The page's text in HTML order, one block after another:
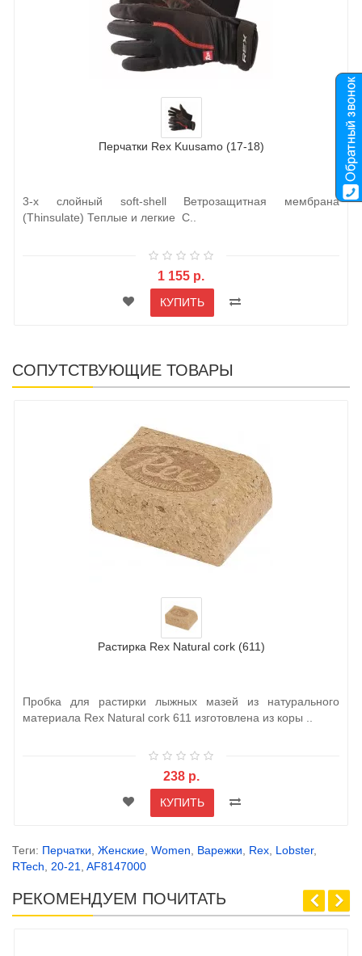
Перчатки Rex Kuusamo (17-18)
3-х слойный soft-shell Ветрозащитная мембрана
(Thinsulate) Теплые и легкие С..
1 155 р.
КУПИТЬ
СОПУТСТВУЮЩИЕ ТОВАРЫ
Растирка Rex Natural cork (611)
Пробка для растирки лыжных мазей из натурального
материала Rex Natural cork 611 изготовлена из коры ..
238 р.
КУПИТЬ
Теги: Перчатки Женские Women Варежки Rex Lobster,
RTech
20-21 AF8147000
РЕКОМЕНДУЕМ ПОЧИТАТЬ